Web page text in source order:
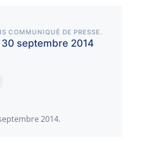
COMMUNIQUÉ DE PRESSE.
septembre 2014
2014.